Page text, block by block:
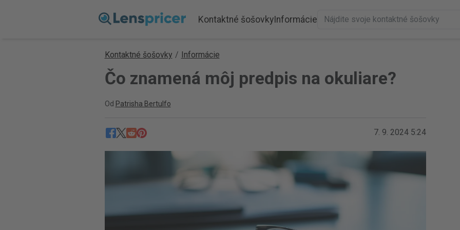
Kontaktné šošovkyInformácie
Kontaktné šošovky / Informácie
Čo znamená môj predpis na okuliare?
Od Patrisha Bertulfo
7. 9. 2024 5:24